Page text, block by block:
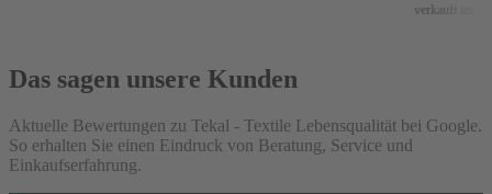
verkauft im
Das sagen unsere Kunden
Aktuelle Bewertungen zu Tekal - Textile Lebensqualität bei Google.
So erhalten Sie einen Eindruck von Beratung, Service und
Einkaufserfahrung.